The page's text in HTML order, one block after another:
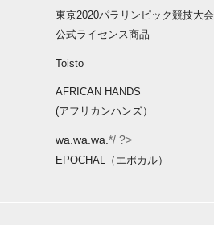
東京2020パラリンピック競技大会
公式ライセンス商品
Toisto
AFRICAN HANDS
(アフリカンハンズ）
wa.wa.wa. */ ?>
EPOCHAL（エポカル）